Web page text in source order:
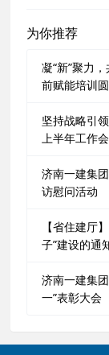
为你推荐
凝“新”聚力
前赋能培训
坚持战略引
上半年工作
济南一建集
访慰问活动
【省住建厅
子”建设的通
济南一建集
一”表彰大会